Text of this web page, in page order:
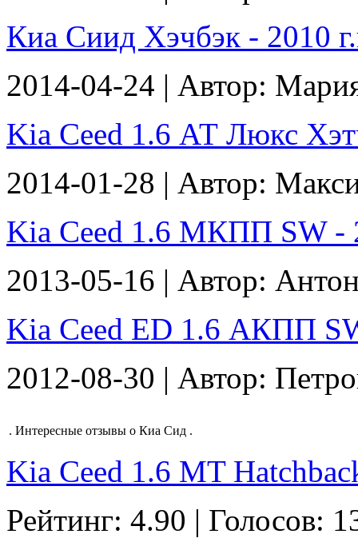
Киа Сиид Хэчбэк - 2010
2014-04-24 | Автор:
Kia Ceed 1.6 АТ Люкс
2014-01-28 | Автор:
Kia Ceed 1.6 МКПП SW -
2013-05-16 | Автор:
Kia Ceed ED 1.6 АКПП
2012-08-30 | Автор:
. Интересные отзывы о Киа Сид .
Kia Ceed 1.6 MT
Рейтинг: 4.90 | Голосов: